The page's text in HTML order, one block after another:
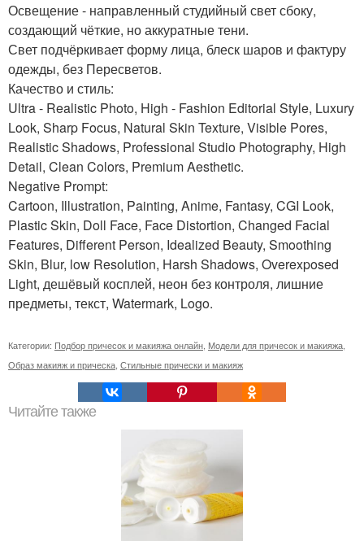
Освещение - направленный студийный свет сбоку,
создающий чёткие, но аккуратные тени.
Свет подчёркивает форму лица, блеск шаров и фактуру
одежды, без Пересветов.
Качество и стиль:
Ultra - Realistic Photo, High - Fashion Editorial Style, Luxury
Look, Sharp Focus, Natural Skin Texture, Visible Pores,
Realistic Shadows, Professional Studio Photography, High
Detail, Clean Colors, Premium Aesthetic.
Negative Prompt:
Cartoon, Illustration, Painting, Anime, Fantasy, CGI Look,
Plastic Skin, Doll Face, Face Distortion, Changed Facial
Features, Different Person, Idealized Beauty, Smoothing
Skin, Blur, low Resolution, Harsh Shadows, Overexposed
Light, дешёвый косплей, неон без контроля, лишние
предметы, текст, Watermark, Logo.
Категории: Подбор причесок и макияжа онлайн Модели для причесок и макияжа
Образ макияж и прическа Стильные прически и макияж
Читайте также